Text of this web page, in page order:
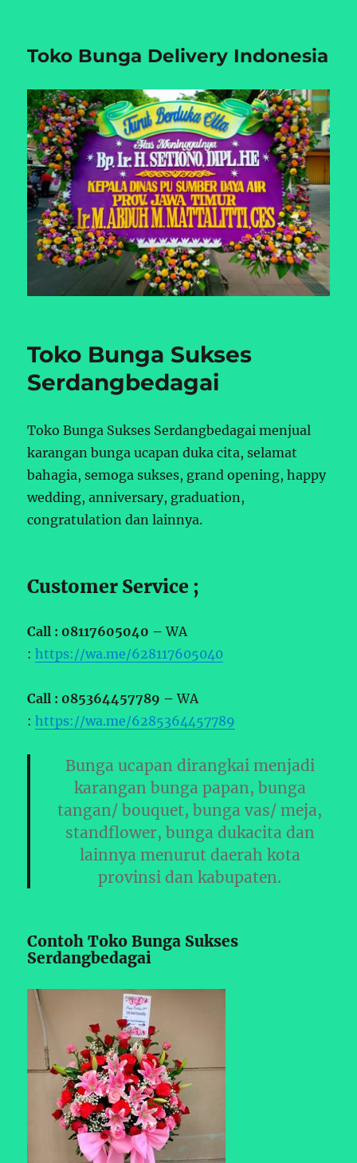
Toko Bunga Delivery Indonesia
Toko Bunga Sukses
Serdangbedagai
Toko Bunga Sukses Serdangbedagai menjual
karangan bunga ucapan duka cita, selamat
bahagia, semoga sukses, grand opening, happy
wedding, anniversary, graduation,
congratulation dan lainnya.
Customer Service ;
Call : 08117605040 –WA
:https://wa.me/628117605040
Call : 085364457789 –WA
:https://wa.me/6285364457789
Bunga ucapan dirangkai menjadi
karangan bunga papan, bunga
tangan/ bouquet, bunga vas/ meja,
standflower, bunga dukacita dan
lainnya menurut daerah kota
provinsi dan kabupaten.
Contoh Toko Bunga Sukses
Serdangbedagai